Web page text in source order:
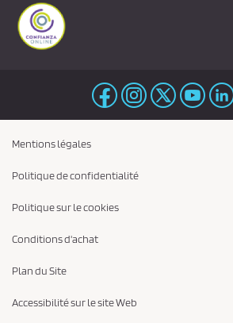
Mentions légales
Politique de confidentialité
Politique sur le cookies
Conditions d'achat
Plan du Site
Accessibilité sur le site Web